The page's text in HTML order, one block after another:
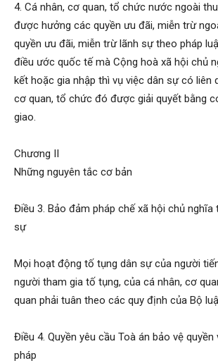
4. Cá nhân, cơ quan, tổ chức nước ngoài
được hưởng các quyền ưu đãi, miễn trừ
quyền ưu đãi, miễn trừ lãnh sự theo pháp
điều ước quốc tế mà Cộng hoà xã hội chủ
kết hoặc gia nhập thì vụ việc dân sự có liên
cơ quan, tổ chức đó được giải quyết bằng
giao.
Chương II
Những nguyên tắc cơ bản
Điều 3. Bảo đảm pháp chế xã hội chủ nghĩa
sự
Mọi hoạt động tố tụng dân sự của người
người tham gia tố tụng, của cá nhân, cơ
quan phải tuân theo các quy định của Bộ
Điều 4. Quyền yêu cầu Toà án bảo vệ quyền
pháp